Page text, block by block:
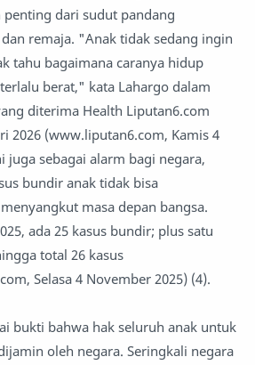
dari sudut pandang
remaja. "Anak tidak sedang ingin
tahu bagaimana caranya hidup
berat," kata Lahargo dalam
diterima Health Liputan6.com
2026 (www.liputan6.com, Kamis 4
juga sebagai alarm bagi negara,
bundir anak tidak bisa
masa depan bangsa.
ada 25 kasus bundir; plus satu
total 26 kasus
Selasa 4 November 2025) (4).
bukti bahwa hak seluruh anak untuk
oleh negara. Seringkali negara